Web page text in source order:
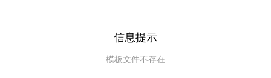
信息提示
模板文件不存在